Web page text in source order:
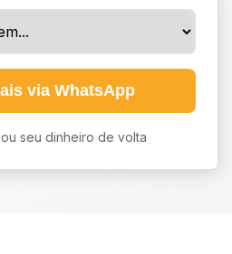
via WhatsApp
seu dinheiro de volta